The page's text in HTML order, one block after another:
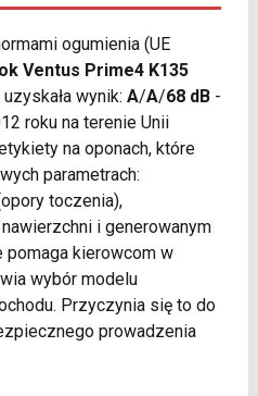
ogumienia (UE
Ventus Prime4 K135
uzyskała wynik: A/A/68 dB-
roku na terenie Unii
na oponach, które
parametrach:
toczenia),
i generowanym
pomaga kierowcom w
wybór modelu
Przyczynia się to do
prowadzenia